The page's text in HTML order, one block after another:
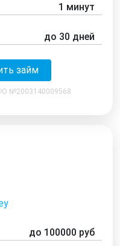
1 минут
до 30 дней
займ
№2003140009568
до 100000 руб